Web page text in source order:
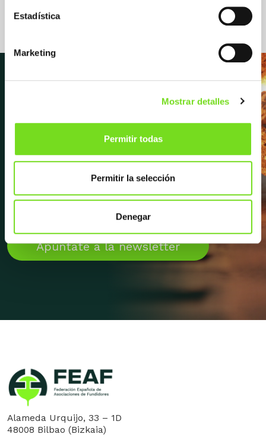
Estadística
Marketing
Mostrar detalles
Permitir todas
Permitir la selección
Denegar
Newsletter
Suscríbete para recibir las últimas
novedades y noticias sobre FEAF,
próximos eventos, entrevistas y
Apúntate a la newsletter
Alameda Urquijo, 33 – 1D
48008 Bilbao (Bizkaia)